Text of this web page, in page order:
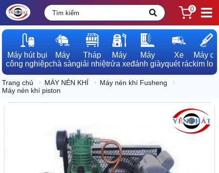
0
Máy hút bụi
công nghiệp
Máy
chà sàn
Tháp
giải nhiệt
Máy
rửa xe
Máy
đánh giày
Xe
quét rác
Máy dò
kim loại
Trang chủ MÁY NÉN KHÍ
Máy nén khí Fusheng
Máy nén khí piston